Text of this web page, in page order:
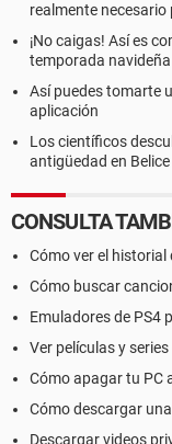
realmente necesario
¡No caigas! Así es
temporada navideña
Así puedes tomarte
aplicación
Los científicos
antigüedad en Belice
CONSULTA
Cómo ver el
Cómo buscar
Emuladores de PS4
Ver películas y
Cómo apagar tu PC
Cómo descargar
Descargar videos